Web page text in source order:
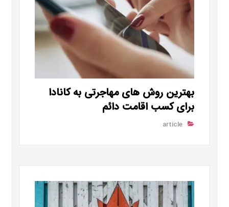
بهترین روش های مهاجرتی به کانادا
برای کسب اقامت دائم
article